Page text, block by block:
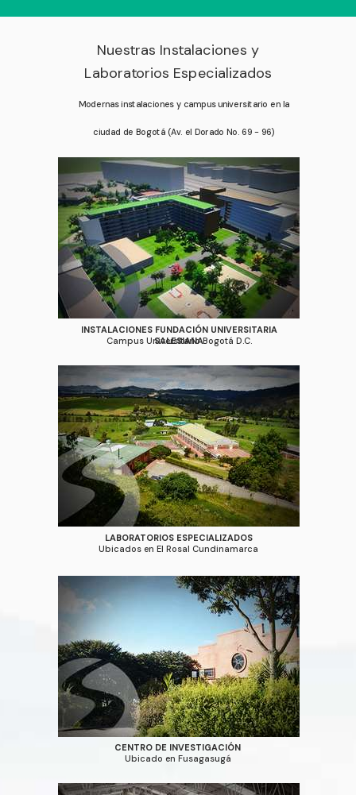
Nuestras Instalaciones y
Laboratorios Especializados
LABORATORIOS ESPECIALIZADOS
Ubicados en El Rosal Cundinamarca
INSTALACIONES FUNDACIÓN UNIVERSITARIA
SALESIANA
Campus Universitario Bogotá D.C.
Modernas instalaciones y campus universitario en la
ciudad de Bogotá (Av. el Dorado No. 69 - 96)
CENTRO DE INVESTIGACIÓN
Ubicado en Fusagasugá